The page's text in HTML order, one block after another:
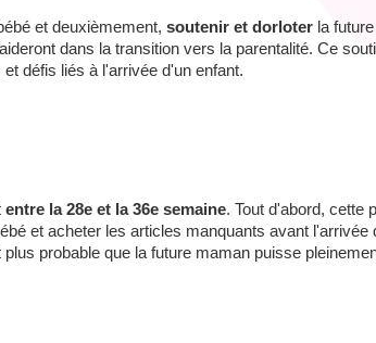
et deuxièmement, soutenir et dorloter la
dans la transition vers la parentalité. Ce
défis liés à l'arrivée d'un enfant.
entre la 28e et la 36e semaine. Tout d'abord, cette
et acheter les articles manquants avant l'arrivée
probable que la future maman puisse